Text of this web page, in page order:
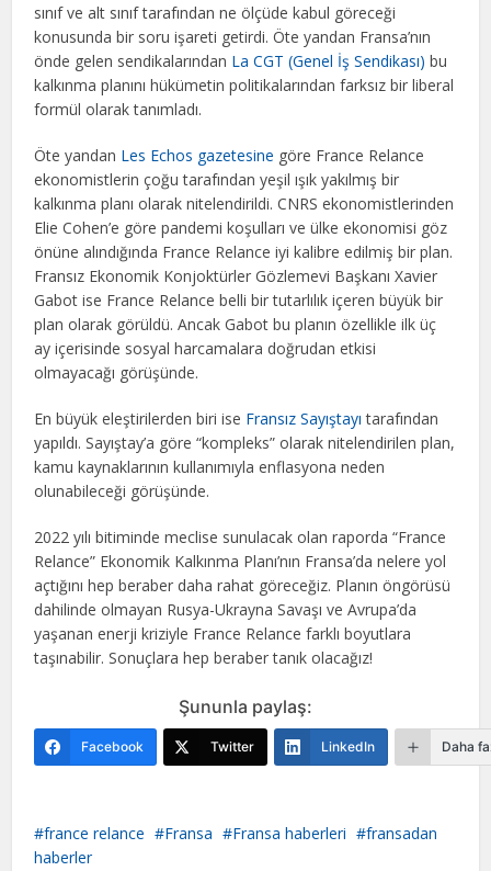
sınıf ve alt sınıf tarafından ne ölçüde kabul göreceği
konusunda bir soru işareti getirdi. Öte yandan Fransa’nın
önde gelen sendikalarından La CGT (Genel İş Sendikası) bu
kalkınma planını hükümetin politikalarından farksız bir liberal
formül olarak tanımladı.
Öte yandan Les Echos gazetesine göre France Relance
ekonomistlerin çoğu tarafından yeşil ışık yakılmış bir
kalkınma planı olarak nitelendirildi. CNRS ekonomistlerinden
Elie Cohen’e göre pandemi koşulları ve ülke ekonomisi göz
önüne alındığında France Relance iyi kalibre edilmiş bir plan.
Fransız Ekonomik Konjoktürler Gözlemevi Başkanı Xavier
Gabot ise France Relance belli bir tutarlılık içeren büyük bir
plan olarak görüldü. Ancak Gabot bu planın özellikle ilk üç
ay içerisinde sosyal harcamalara doğrudan etkisi
olmayacağı görüşünde.
En büyük eleştirilerden biri ise Fransız Sayıştayı tarafından
yapıldı. Sayıştay’a göre “kompleks” olarak nitelendirilen plan,
kamu kaynaklarının kullanımıyla enflasyona neden
olunabileceği görüşünde.
2022 yılı bitiminde meclise sunulacak olan raporda “France
Relance” Ekonomik Kalkınma Planı’nın Fransa’da nelere yol
açtığını hep beraber daha rahat göreceğiz. Planın öngörüsü
dahilinde olmayan Rusya-Ukrayna Savaşı ve Avrupa’da
yaşanan enerji kriziyle France Relance farklı boyutlara
taşınabilir. Sonuçlara hep beraber tanık olacağız!
Şununla paylaş:
Facebook Twitter LinkedIn Daha
france relance Fransa Fransa haberleri
fransadan
haberler